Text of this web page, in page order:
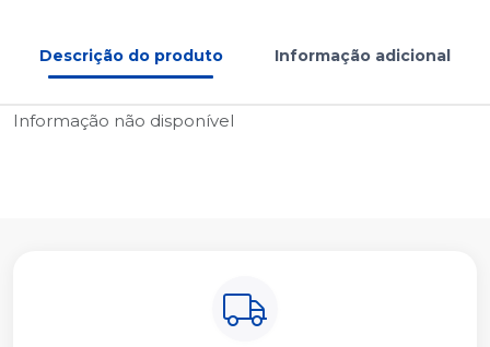
Descrição do produto Informação adicional
Informação não disponível